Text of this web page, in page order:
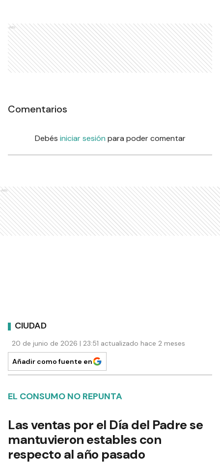
Ads
Comentarios
Debés iniciar sesión para poder comentar
Ads
CIUDAD
20 de junio de 2026 | 23:51 actualizado hace 2 meses
Añadir como fuente en
EL CONSUMO NO REPUNTA
Las ventas por el Día del Padre se
mantuvieron estables con
respecto al año pasado